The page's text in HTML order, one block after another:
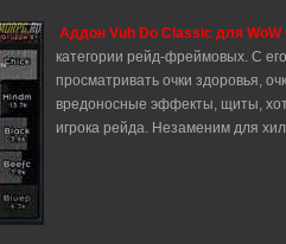
Аддон Vuh Do Classic для WoW
категории рейд-фреймовых. С
просматривать очки здоровья,
вредоносные эффекты, щиты,
игрока рейда. Незаменим для